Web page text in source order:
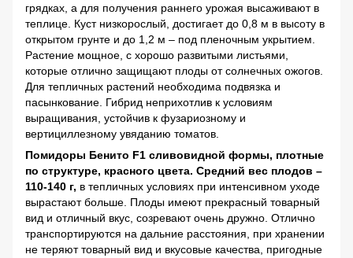
грядках, а для получения раннего урожая высаживают в
теплице. Куст низкорослый, достигает до 0,8 м в высоту в
открытом грунте и до 1,2 м – под пленочным укрытием.
Растение мощное, с хорошо развитыми листьями,
которые отлично защищают плоды от солнечных ожогов.
Для тепличных растений необходима подвязка и
пасынкование. Гибрид неприхотлив к условиям
выращивания, устойчив к фузариозному и
вертициллезному увяданию томатов.
Помидоры Бенито F1 сливовидной формы, плотные
по структуре, красного цвета. Средний вес плодов –
110-140 г, в тепличных условиях при интенсивном уходе
вырастают больше. Плоды имеют прекрасный товарный
вид и отличный вкус, созревают очень дружно. Отлично
транспортируются на дальние расстояния, при хранении
не теряют товарный вид и вкусовые качества, пригодные